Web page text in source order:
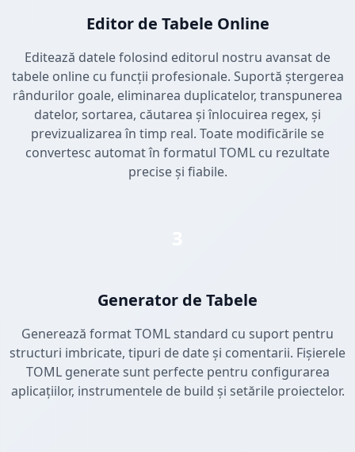
Editor de Tabele Online
Editează datele folosind editorul nostru avansat de
tabele online cu funcții profesionale. Suportă ștergerea
rândurilor goale, eliminarea duplicatelor, transpunerea
datelor, sortarea, căutarea și înlocuirea regex, și
previzualizarea în timp real. Toate modificările se
convertesc automat în formatul TOML cu rezultate
precise și fiabile.
Generator de Tabele
Generează format TOML standard cu suport pentru
structuri imbricate, tipuri de date și comentarii. Fișierele
TOML generate sunt perfecte pentru configurarea
aplicațiilor, instrumentele de build și setările proiectelor.